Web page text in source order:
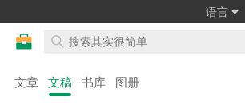
语言
文章 文稿 书库 图册